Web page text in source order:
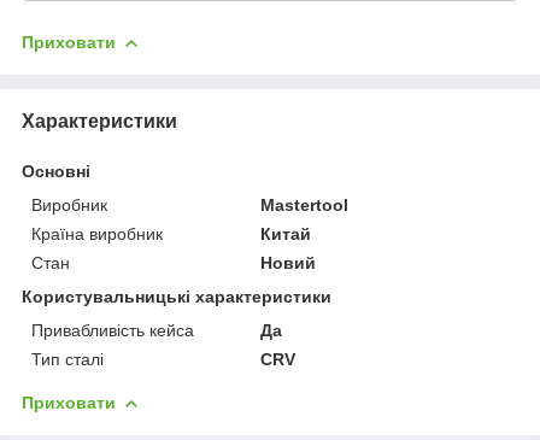
Приховати
Характеристики
Основні
Виробник
Mastertool
Країна виробник
Китай
Стан
Новий
Користувальницькі характеристики
Привабливість кейса
Да
Тип сталі
CRV
Приховати